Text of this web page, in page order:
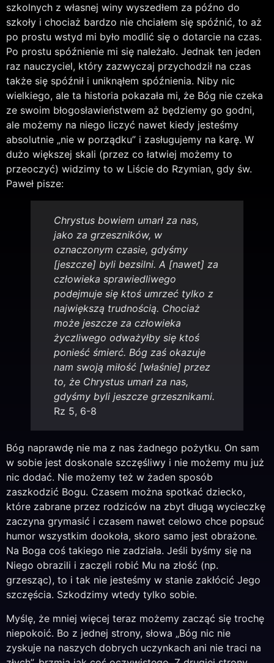
szkolnych z własnej winy wyszedłem za późno do
szkoły i chociaż bardzo nie chciałem się spóźnić, to aż
po prostu wstyd mi było modlić się o dotarcie na czas.
Po prostu spóźnienie mi się należało. Jednak ten jeden
raz nauczyciel, który zazwyczaj przychodził na czas
także się spóźnił i uniknąłem spóźnienia. Niby nic
wielkiego, ale ta historia pokazała mi, że Bóg nie czeka
ze swoim błogosławieństwem aż będziemy go godni,
ale możemy na niego liczyć nawet kiedy jesteśmy
absolutnie „nie w porządku” i zasługujemy na karę. W
dużo większej skali (przez co łatwiej możemy to
przeoczyć) widzimy to w Liście do Rzymian, gdy św.
Paweł pisze:
Chrystus bowiem umarł za nas,
jako za grzeszników, w
oznaczonym czasie, gdyśmy
[jeszcze] byli bezsilni. A [nawet] za
człowieka sprawiedliwego
podejmuje się ktoś umrzeć tylko z
największą trudnością. Chociaż
może jeszcze za człowieka
życzliwego odważyłby się ktoś
ponieść śmierć. Bóg zaś okazuje
nam swoją miłość [właśnie] przez
to, że Chrystus umarł za nas,
gdyśmy byli jeszcze grzesznikami.
Rz 5, 6-8
Bóg naprawdę nie ma z nas żadnego pożytku. On sam
w sobie jest doskonale szczęśliwy i nie możemy mu już
nic dodać. Nie możemy też w żaden sposób
zaszkodzić Bogu. Czasem można spotkać dziecko,
które zabrane przez rodziców na zbyt długą wycieczkę
zaczyna grymasić i czasem nawet celowo chce popsuć
humor wszystkim dookoła, skoro samo jest obrażone.
Na Boga coś takiego nie zadziała. Jeśli byśmy się na
Niego obrazili i zaczęli robić Mu na złość (np.
grzesząc), to i tak nie jesteśmy w stanie zakłócić Jego
szczęścia. Szkodzimy wtedy tylko sobie.
Myślę, że mniej więcej teraz możemy zacząć się trochę
niepokoić. Bo z jednej strony, słowa „Bóg nic nie
zyskuje na naszych dobrych uczynkach ani nie traci na